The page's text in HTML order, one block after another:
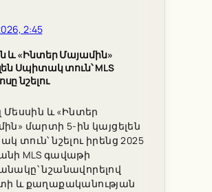
2:45
և «Ինտեր Մայամին»
Սպիտակ տուն՝ MLS
նշելու
Մեսսին և «Ինտեր
մարտի 5-ին կայցելեն
տուն՝ նշելու իրենց 2025
MLS գավաթի
նշանավորելով
և քաղաքականության